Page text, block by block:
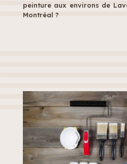
peinture aux environs de
Montréal ?